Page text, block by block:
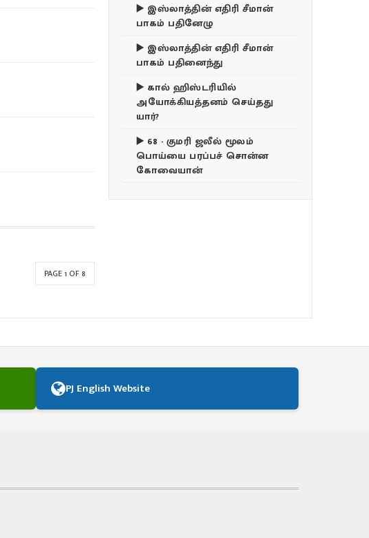
PAGE 1 OF 8
▶️ இஸ்லாத்தின் எதிரி சீமான்
பாகம் பதினேழு
▶️ இஸ்லாத்தின் எதிரி சீமான்
பாகம் பதினைந்து
▶️ கால் ஹிஸ்டரியில்
அயோக்கியத்தனம் செய்தது
யார்?
▶️ 68 - குமரி ஜலீல் மூலம்
பொய்யை பரப்பச் சொன்ன
கோவையான்
PJ English Website